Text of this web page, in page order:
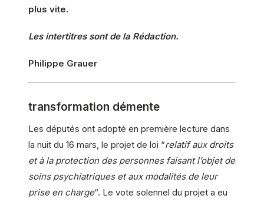
plus vite.
Les intertitres sont de la Rédaction.
Philippe Grauer
transformation démente
Les députés ont adopté en première lecture dans
la nuit du 16 mars, le projet de loi “relatif aux droits
et à la protection des personnes faisant l’objet de
soins psychiatriques et aux modalités de leur
prise en charge“. Le vote solennel du projet a eu